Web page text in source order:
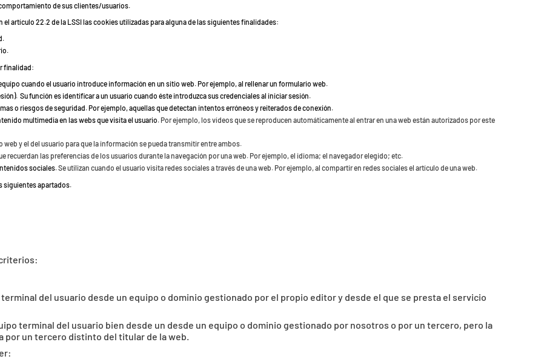
de sus clientes/usuarios.
artículo 22.2 de la LSSI las cookies utilizadas para alguna de las siguientes finalidades:
finalidad:
cuando el usuario introduce información en un sitio web. Por ejemplo, al rellenar un formulario web.
Su función es identificar a un usuario cuando éste introduzca sus credenciales al iniciar sesión.
o riesgos de seguridad. Por ejemplo, aquellas que detectan intentos erróneos y reiterados de conexión.
multimedia en las webs que visita el usuario. Por ejemplo, los vídeos que se reproducen automáticamente al entrar en una web están autorizados por este
web y el del usuario para que la información se pueda transmitir entre ambos.
recuerdan las preferencias de los usuarios durante la navegación por una web. Por ejemplo, el idioma; el navegador elegido; etc.
sociales.Se utilizan cuando el usuario visita redes sociales a través de una web. Por ejemplo, al compartir en redes sociales el artículo de una web.
siguientes apartados.
del usuario desde un equipo o dominio gestionado por el propio editor y desde el que se presta el servicio
terminal del usuario bien desde un desde un equipo o dominio gestionado por nosotros o por un tercero, pero la
por un tercero distinto del titular de la web.